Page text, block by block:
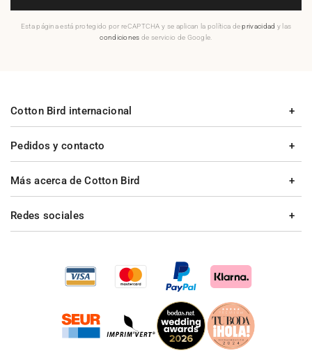
Esta página está protegido por reCAPTCHA y se aplican la política deprivacidad y las
condiciones de servicio de Google.
Pedidos y contacto
Más acerca de Cotton Bird
Cotton Bird internacional
Redes sociales